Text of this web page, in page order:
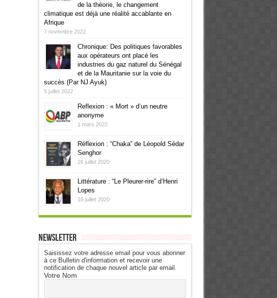
de la théorie, le changement
climatique est déjà une réalité accablante en
Afrique
7 novembre 2022
Chronique: Des politiques favorables
aux opérateurs ont placé les
industries du gaz naturel du Sénégal
et de la Mauritanie sur la voie du
succès (Par NJ Ayuk)
5 juillet 2022
Reflexion : « Mort » d’un neutre
anonyme
1 mars 2022
Réflexion : “Chaka” de Léopold Sédar
Senghor
26 juillet 2020
Littérature : “Le Pleurer-rire” d’Henri
Lopes
16 juillet 2020
Newsletter
Saisissez votre adresse email pour vous abonner
à ce Bulletin d'information et recevoir une
notification de chaque nouvel article par email.
Votre Nom